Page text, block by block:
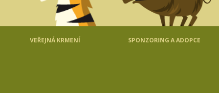
VEŘEJNÁ KRMENÍ SPONZORING A ADOPCE